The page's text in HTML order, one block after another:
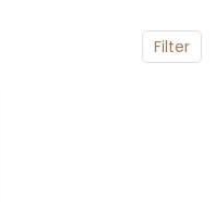
Filter